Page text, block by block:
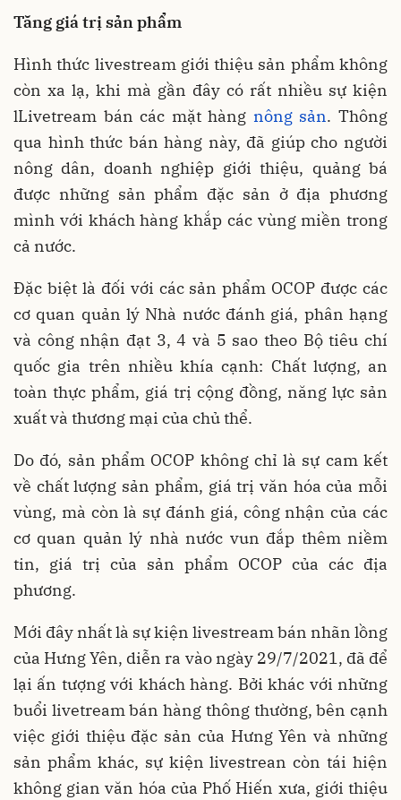
Tăng giá trị sản phẩm
Hình thức livestream giới thiệu sản phẩm không
còn xa lạ, khi mà gần đây có rất nhiều sự kiện
lLivetream bán các mặt hàng nông sản. Thông
qua hình thức bán hàng này, đã giúp cho người
nông dân, doanh nghiệp giới thiệu, quảng bá
được những sản phẩm đặc sản ở địa phương
mình với khách hàng khắp các vùng miền trong
cả nước.
Đặc biệt là đối với các sản phẩm OCOP được các
cơ quan quản lý Nhà nước đánh giá, phân hạng
và công nhận đạt 3, 4 và 5 sao theo Bộ tiêu chí
quốc gia trên nhiều khía cạnh: Chất lượng, an
toàn thực phẩm, giá trị cộng đồng, năng lực sản
xuất và thương mại của chủ thể.
Do đó, sản phẩm OCOP không chỉ là sự cam kết
về chất lượng sản phẩm, giá trị văn hóa của mỗi
vùng, mà còn là sự đánh giá, công nhận của các
cơ quan quản lý nhà nước vun đắp thêm niềm
tin, giá trị của sản phẩm OCOP của các địa
phương.
Mới đây nhất là sự kiện livestream bán nhãn lồng
của Hưng Yên, diễn ra vào ngày 29/7/2021, đã để
lại ấn tượng với khách hàng. Bởi khác với những
buổi livetream bán hàng thông thường, bên cạnh
việc giới thiệu đặc sản của Hưng Yên và những
sản phẩm khác, sự kiện livestrean còn tái hiện
không gian văn hóa của Phố Hiến xưa, giới thiệu